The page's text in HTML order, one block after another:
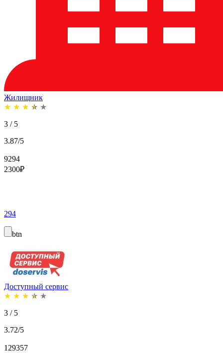
Жилищник
★ ★ ★ ★ ★
3 / 5
3.87/5
9294
2300₽
294
btn
Доступный сервис
★ ★ ★ ★ ★
3 / 5
3.72/5
129357